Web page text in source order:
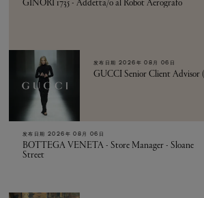
GINORI 1735 - Addetta/o al Robot Aerografo
发布日期 2026年 08月 06日
GUCCI Senior Client Advisor
发布日期 2026年 08月 06日
BOTTEGA VENETA - Store Manager - Sloane
Street